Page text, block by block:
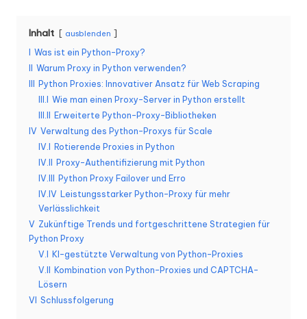
o
st
e
o
e
st
er
Inhalt ausblenden
Was ist ein Python-Proxy?
Warum Proxy in Python verwenden?
Python Proxies: Innovativer Ansatz für Web Scraping
III.I Wie man einen Proxy-Server in Python erstellt
III.II
Erweiterte Python-Proxy-Bibliotheken
IV Verwaltung des Python-Proxys für Scale
IV.I
Rotierende Proxies in Python
IV.II
Proxy-Authentifizierung mit Python
IV.III
Python Proxy Failover und Erro
IV.IV Leistungsstarker Python-Proxy für mehr
Verlässlichkeit
V Zukünftige Trends und fortgeschrittene Strategien für
Python Proxy
V.I
KI-gestützte Verwaltung von Python-Proxies
V.II
Kombination von Python-Proxies und CAPTCHA-
Lösern
VI Schlussfolgerung